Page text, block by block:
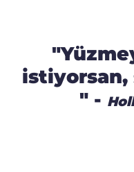
istiyorsan,
" -